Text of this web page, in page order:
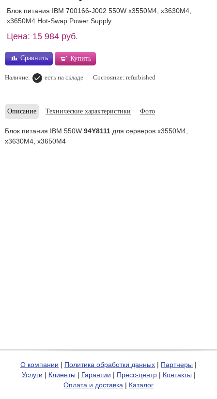
Блок питания IBM 700166-J002 550W x3550M4, x3630M4,
x3650M4 Hot-Swap Power Supply
Цена: 15 984 руб.
Сравнить Купить
Наличие: есть на складе Состояние: refurbished
Описание Технические характеристики Фото
Блок питания IBM 550W 94Y8111 для серверов x3550M4,
x3630M4, x3650M4
О компании | Политика обработки данных | Партнеры |
Услуги | Клиенты | Гарантии | Пресс-центр| Контакты |
Оплата и доставка | Каталог